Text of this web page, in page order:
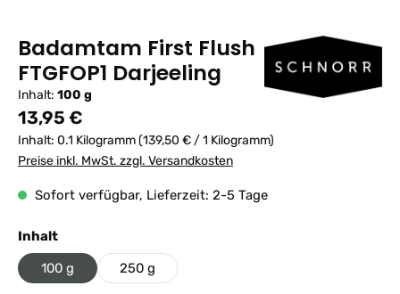
Badamtam First Flush
FTGFOP1 Darjeeling
Inhalt: 100 g
Regulärer Preis:
13,95 €
Inhalt: 0.1 Kilogramm(139,50 € / 1 Kilogramm)
Preise inkl. MwSt. zzgl. Versandkosten
Sofort verfügbar, Lieferzeit: 2-5 Tage
Inhaltauswählen
100 g 250 g